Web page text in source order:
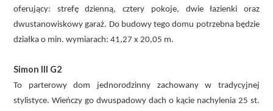
oferujący: strefę dzienną, cztery pokoje, dwie łazienki oraz
dwustanowiskowy garaż. Do budowy tego domu potrzebna będzie
działka o min. wymiarach: 41,27 x 20,05 m.
Simon III G2
To parterowy dom jednorodzinny zachowany w tradycyjnej
stylistyce. Wieńczy go dwuspadowy dach o kącie nachylenia 25 st.